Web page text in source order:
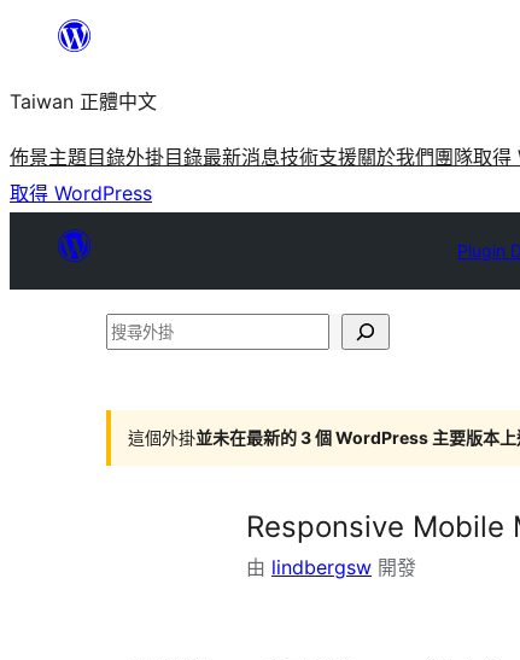
主
要
內
容
Taiwan 正體中文
佈景主題目錄外掛目錄最新消息技術支援關於我們 團隊取得
取得 WordPress
Plugin
搜
這個外掛並未在最新的 3 個 WordPress 主要版本
Responsive Mobile
由 lindbergsw 開發